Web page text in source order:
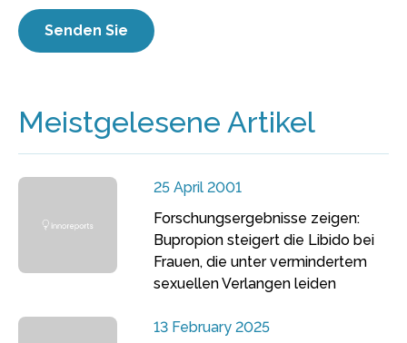
Meistgelesene Artikel
25 April 2001
Forschungsergebnisse zeigen:
Bupropion steigert die Libido bei
Frauen, die unter vermindertem
sexuellen Verlangen leiden
13 February 2025